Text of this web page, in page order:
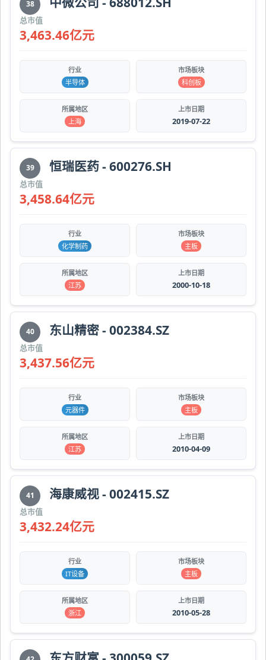
38
总市值
3,463.46亿元
行业
半导体
市场板块
科创板
所属地区
上海
上市日期
2019-07-22
39 恒瑞医药 - 600276.SH
总市值
3,458.64亿元
行业
化学制药
市场板块
主板
所属地区
江苏
上市日期
2000-10-18
40 东山精密 - 002384.SZ
总市值
3,437.56亿元
行业
元器件
市场板块
主板
所属地区
江苏
上市日期
2010-04-09
41 海康威视 - 002415.SZ
总市值
3,432.24亿元
行业
IT设备
市场板块
主板
所属地区
浙江
上市日期
2010-05-28